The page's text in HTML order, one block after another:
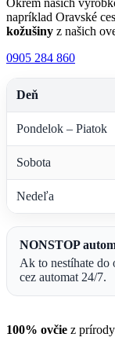
Okrem našich
napríklad Oravské
kožušiny z našich
0905 284 860
Deň
Pondelok – Piatok
Sobota
Nedeľa
NONSTOP
Ak to nestíhate
cez automat 24/7.
100% ovčie z prírody